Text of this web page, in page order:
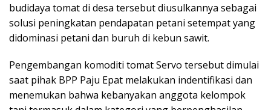
budidaya tomat di desa tersebut diusulkannya sebagai
solusi peningkatan pendapatan petani setempat yang
didominasi petani dan buruh di kebun sawit.
Pengembangan komoditi tomat Servo tersebut dimulai
saat pihak BPP Paju Epat melakukan indentifikasi dan
menemukan bahwa kebanyakan anggota kelompok